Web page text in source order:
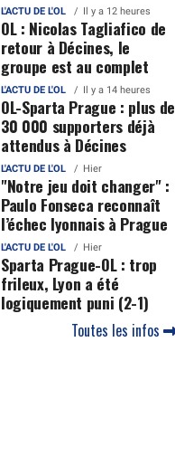
L'ACTU DE L'OL Il y a 12 heures
OL : Nicolas Tagliafico de
retour à Décines, le
groupe est au complet
L'ACTU DE L'OL Il y a 14 heures
OL-Sparta Prague : plus de
30 000 supporters déjà
attendus à Décines
L'ACTU DE L'OL Hier
"Notre jeu doit changer" :
Paulo Fonseca reconnaît
l’échec lyonnais à Prague
L'ACTU DE L'OL Hier
Sparta Prague-OL : trop
frileux, Lyon a été
logiquement puni (2-1)
Toutes les infos